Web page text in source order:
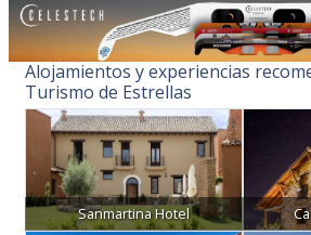
Alojamientos y experiencias
Turismo de Estrellas
Sanmartina Hotel